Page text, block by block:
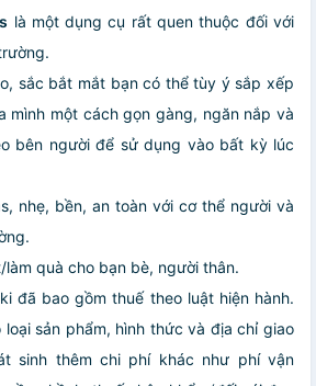
là một dụng cụ rất quen thuộc đối với
sắc bắt mắt bạn có thể tùy ý sắp xếp
mình một cách gọn gàng, ngăn nắp và
bên người để sử dụng vào bất kỳ lúc
nhẹ, bền, an toàn với cơ thể người và
quà cho bạn bè, người thân.
đã bao gồm thuế theo luật hiện hành.
sản phẩm, hình thức và địa chỉ giao
sinh thêm chi phí khác như phí vận